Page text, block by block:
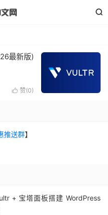

最新版)
 赞(0)
推送群】
+ 宝塔面板搭建 WordPress